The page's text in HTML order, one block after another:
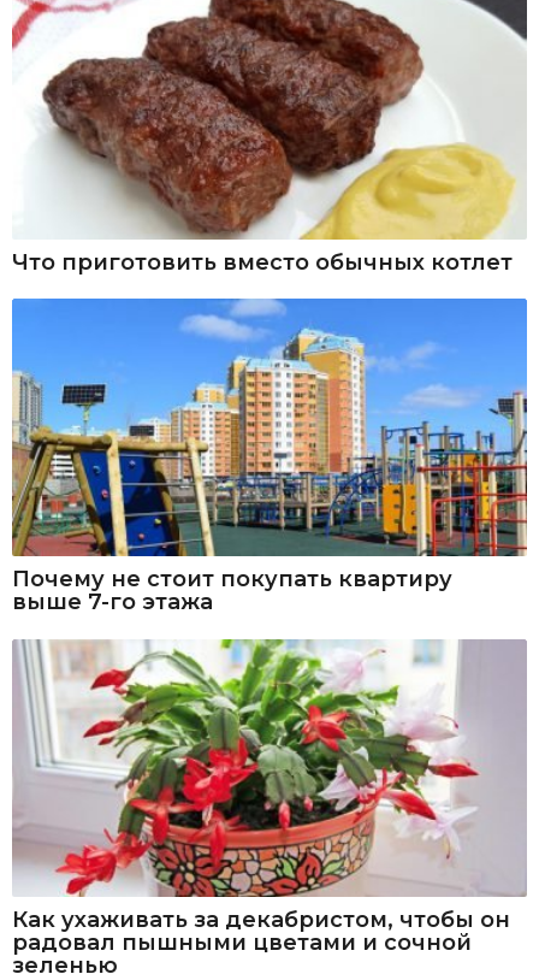
Что приготовить вместо обычных котлет
Почему не стоит покупать квартиру
выше 7-го этажа
Как ухаживать за декабристом, чтобы он
радовал пышными цветами и сочной
зеленью